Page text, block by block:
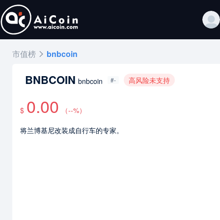
市值榜 bnbcoin
BNBCOIN bnbcoin #- 高风险未支持
$ 0.00 （--%）
将兰博基尼改装成自行车的专家。